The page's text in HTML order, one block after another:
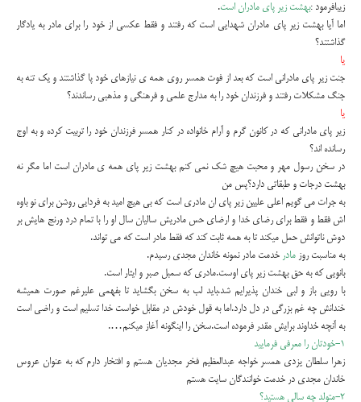
زیبافرمود :بهشت زیر پای مادران است.
اما آیا بهشت زیر پای مادران شهدایی است که رفتند و فقط عکسی از خود را برای مادر به یادگار
گذاشتند؟
یا
جنت زیر پای مادرانی است که بعد از فوت همسر روی همه ی نیازهای خود پا گذاشتند و یک تنه به
جنگ مشکلات رفتند و فرزندان خود را به مدارج علمی و فرهنگی و مذهبی رساندند؟
یا
زیر پای مادرانی که در کانون گرم و آرام خانواده در کنار همسر فرزندان خود را تربیت کرده و به اوج
رسانده اند؟
در سخن رسول مهر و محبت هیچ شک نمی کنم بهشت زیر پای همه ی مادران است اما مگر نه
بهشت درجات و طبقاتی دارد؟پس من
به جرات می گویم اعلی علیین زیر پای ان مادری است که بی هیچ امید به فردایی روشن برای نو باوه
اش فقط و فقط برای رضای خدا و ارضای حس مادریش سالیان سال او را با تمام درد ورنج هایش بر
دوش ناتوانش حمل میکند تا به همه ثابت کند که فقط مادر است که می تواند.
به مناسبت روز مادر خدمت مادر نمونه خاندان مجدی رسیدم.
بانویی که به حق بهشت زیر پای اوست.مادری که سمبل صبر و ایثار است.
با رویی باز و لبی خندان پذیرایم شد.باید لب به سخن بگشاید تا بفهمی علیرغم صورت همیشه
خندانش چه غم بزرگی در دل دارد.اما به قول خودش در مقابل خواست خدا تسلیم است و راضی است
به آنچه خداوند برایش مقدر فرموده است.سخن را اینگونه آغاز میکنم….
۱-خودتان را معرفی فرمایید
زهرا سلطان یزدی همسر خواجه عبدالعظیم فخر مجدیان هستم و افتخار دارم که به عنوان عروس
خاندان مجدی در خدمت خوانندگان سایت هستم
۲-متولد چه سالی هستید؟